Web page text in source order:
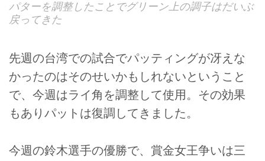
パターを調整したことでグリーン上の調子はだいぶ
戻ってきた
先週の台湾での試合でパッティングが冴えな
かったのはそのせいかもしれないということ
で、今週はライ角を調整して使用。その効果
もありパットは復調してきました。
今週の鈴木選手の優勝で、賞金女王争いは三